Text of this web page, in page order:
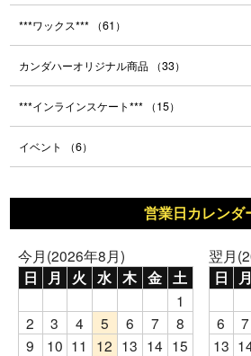
***ワックス*** （61）
カンダハーオリジナル商品 （33）
***インラインスケート*** （15）
イベント （6）
営業日カレンダ
今月(2026年8月)
日 月 火 水 木 金 土
1
2
3 4 5 6 7
8
9
10 11 12 13 14 15
翌月
日 月
6
7
13